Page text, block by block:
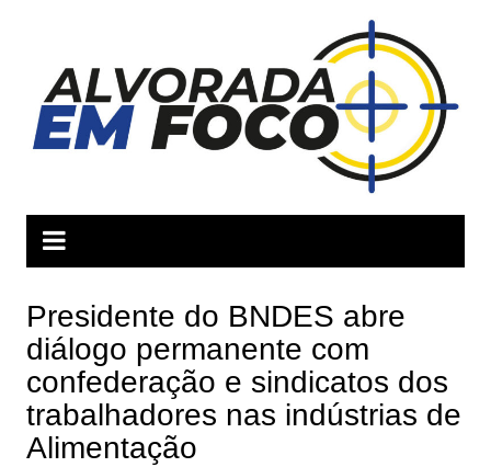
conteúdo
Presidente do BNDES abre
diálogo permanente com
confederação e sindicatos dos
trabalhadores nas indústrias de
Alimentação